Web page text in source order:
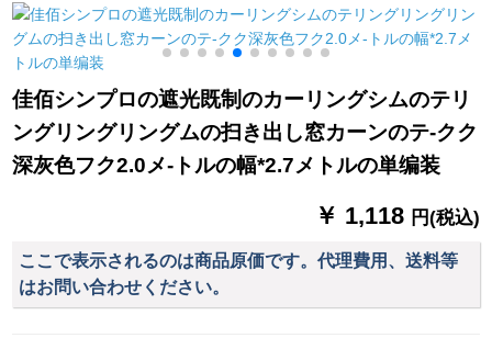
メトル幅1.8メトルの
高さの金色の布で
す。
紗二重フクリーン1メ
トルワイドクローズ
アップ
ラやかなシロック602
佳佰シンプロの遮光既制のカーリングシムのテリ
ングリングリングムの扫き出し窓カーンのテ-クク
深灰色フク2.0メ-トルの幅*2.7メトルの単编装
￥ 1,118 円(税込)
ここで表示されるのは商品原価です。代理費用、送料等
はお問い合わせください。